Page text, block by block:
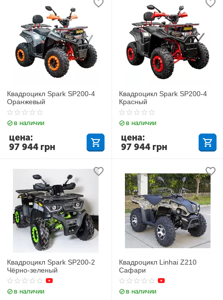
Квадроцикл Spark SP200-4
Оранжевый
в наличии
97 944 грн
цена:
Квадроцикл Spark SP200-4
Красный
в наличии
97 944 грн
цена:
Квадроцикл Spark SP200-2
Чёрно-зеленый
в наличии
Квадроцикл Linhai Z210
Сафари
в наличии